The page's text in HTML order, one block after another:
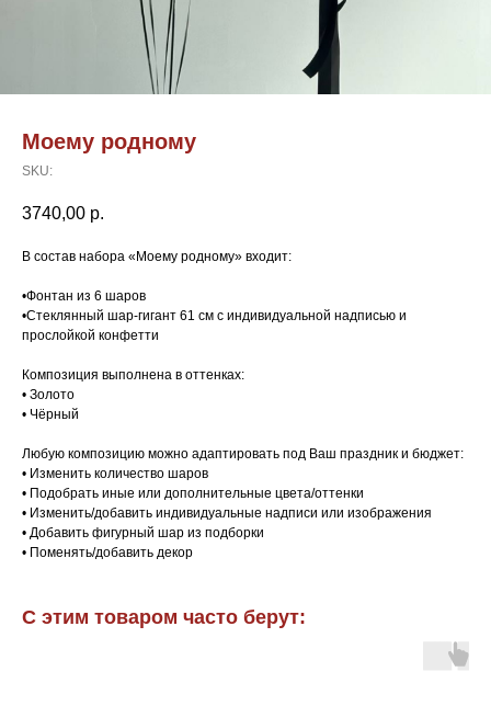
Моему родному
SKU:
3740,00 р.
В состав набора «Моему родному» входит:
•Фонтан из 6 шаров
•Стеклянный шар-гигант 61 см с индивидуальной надписью и
прослойкой конфетти
Композиция выполнена в оттенках:
• Золото
• Чёрный
Любую композицию можно адаптировать под Ваш праздник и бюджет:
• Изменить количество шаров
• Подобрать иные или дополнительные цвета/оттенки
• Изменить/добавить индивидуальные надписи или изображения
• Добавить фигурный шар из подборки
• Поменять/добавить декор
С этим товаром часто берут: